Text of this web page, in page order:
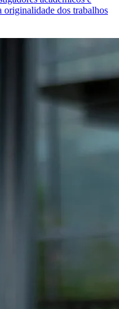
originalidade dos trabalhos